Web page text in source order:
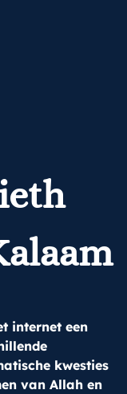
internet een
kwesties
van Allah en